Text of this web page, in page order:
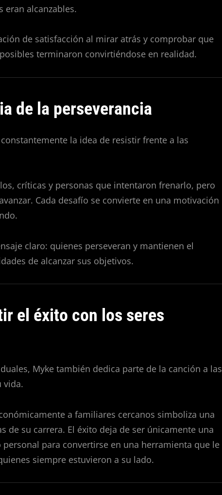
eran alcanzables.
de satisfacción al mirar atrás y comprobar que
terminaron convirtiéndose en realidad.
de la perseverancia
la idea de resistir frente a las
críticas y personas que intentaron frenarlo, pero
Cada desafío se convierte en una motivación
claro: quienes perseveran y mantienen el
de alcanzar sus objetivos.
el éxito con los seres
Myke también dedica parte de la canción a las
vida.
a familiares cercanos simboliza una
de su carrera. El éxito deja de ser únicamente una
para convertirse en una herramienta que le
siempre estuvieron a su lado.